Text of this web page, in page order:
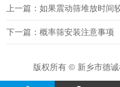
上一篇：如果震动筛堆放时间
下一篇：概率筛安装注意事项
版权所有 © 新乡市德